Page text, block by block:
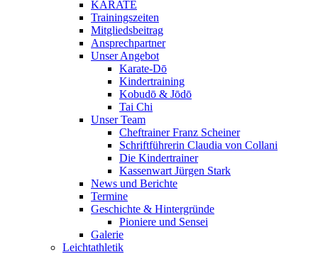
KARATE
Trainingszeiten
Mitgliedsbeitrag
Ansprechpartner
Unser Angebot
Karate-Dō
Kindertraining
Kobudō & Jōdō
Tai Chi
Unser Team
Cheftrainer Franz Scheiner
Schriftführerin Claudia von Collani
Die Kindertrainer
Kassenwart Jürgen Stark
News und Berichte
Termine
Geschichte & Hintergründe
Pioniere und Sensei
Galerie
Leichtathletik